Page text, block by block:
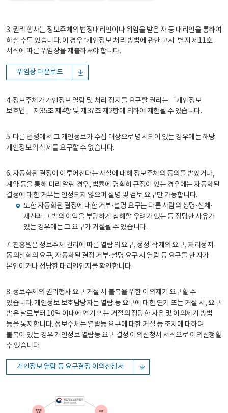
3. 권리 행사는 정보주체의 법정대리인이나 위임을 받은 자 등 대리인을 통하여
하실 수도 있습니다. 이 경우 “개인정보 처리 방법에 관한 고시” 별지 제11호
서식에 따른 위임장을 제출하셔야 합니다.
위임장 다운로드
4. 정보주체가 개인정보 열람 및 처리 정지를 요구할 권리는 「개인정보
보호법」 제35조 제4항 및 제37조 제2항에 의하여 제한될 수 있습니다.
5. 다른 법령에서 그 개인정보가 수집 대상으로 명시되어 있는 경우에는 해당
개인정보의 삭제를 요구할 수 없습니다.
6. 자동화된 결정이 이루어진다는 사실에 대해 정보주체의 동의를 받았거나,
계약 등을 통해 미리 알린 경우, 법률에 명확히 규정이 있는 경우에는 자동화된
결정에 대한 거부는 인정되지 않으며 설명 및 검토 요구만 가능합니다.
또한 자동화된 결정에 대한 거부·설명 요구는 다른 사람의 생명·신체·
재산과 그 밖의 이익을 부당하게 침해할 우려가 있는 등 정당한 사유가
있는 경우에는 그 요구가 거절될 수 있습니다.
7. 진흥원은 정보주체 권리에 따른 열람의 요구, 정정·삭제의 요구, 처리정지·
동의철회의 요구, 자동화된 결정 거부·설명 요구 시 열람 등 요구를 한 자가
본인이거나 정당한 대리인인지를 확인합니다.
8. 정보주체의 권리행사 요구 거절 시 불복을 위한 이의제기 요구할 수
있습니다. 개인정보 보호담당자는 열람 등 요구에 대한 연기 또는 거절 시, 요구
받은 날로부터 10일 이내에 연기 또는 거절의 정당한 사유 및 이의제기 방법
등을 통지합니다. 정보주체는 열람등 요구에 대한 거절 등 조치에 대하여
불복이 있는 경우 개인정보 열람등 요구 결정 이의신청서 서식으로 이의신청할
수 있습니다.
개인정보 열람 등 요구결정 이의신청서